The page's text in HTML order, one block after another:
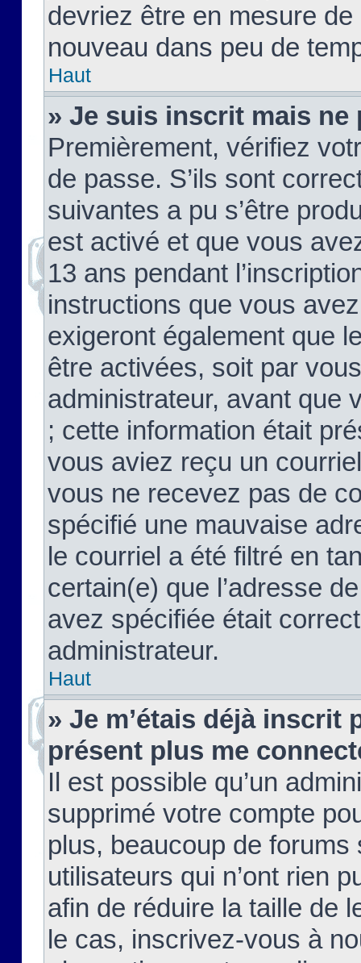
devriez être en mesure
nouveau dans peu de
Haut
» Je suis inscrit mais ne
Premièrement, vérifiez
de passe. S’ils sont
suivantes a pu s’être
est activé et que vous
13 ans pendant
instructions que vous
exigeront également que
être activées, soit par
administrateur, avant que
; cette information était
vous aviez reçu un
vous ne recevez pas de
spécifié une mauvaise
le courriel a été filtré en
certain(e) que l’adresse
avez spécifiée était
administrateur.
Haut
» Je m’étais déjà inscrit
présent plus me
Il est possible qu’un
supprimé votre compte
plus, beaucoup de
utilisateurs qui n’ont rien
afin de réduire la taille de
le cas, inscrivez-vous à